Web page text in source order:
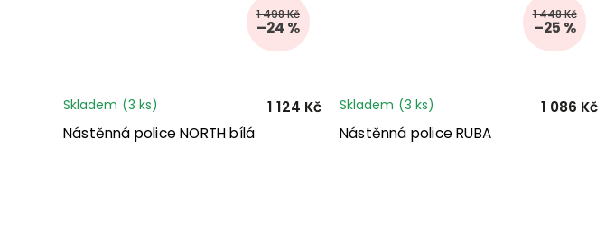
1 498 Kč
–24 %
Nástěnná police NORTH bílá
Skladem (3 ks) 1 124 Kč
1 448 Kč
–25 %
Nástěnná police RUBA
Skladem (3 ks) 1 086 Kč